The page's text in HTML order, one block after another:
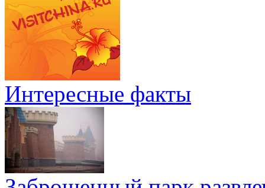
Интересные факты